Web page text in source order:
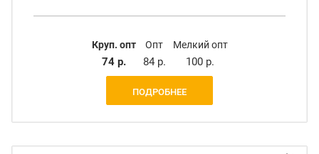
Круп. опт
74 р.
Опт
84 р.
Мелкий опт
100 р.
ПОДРОБНЕЕ